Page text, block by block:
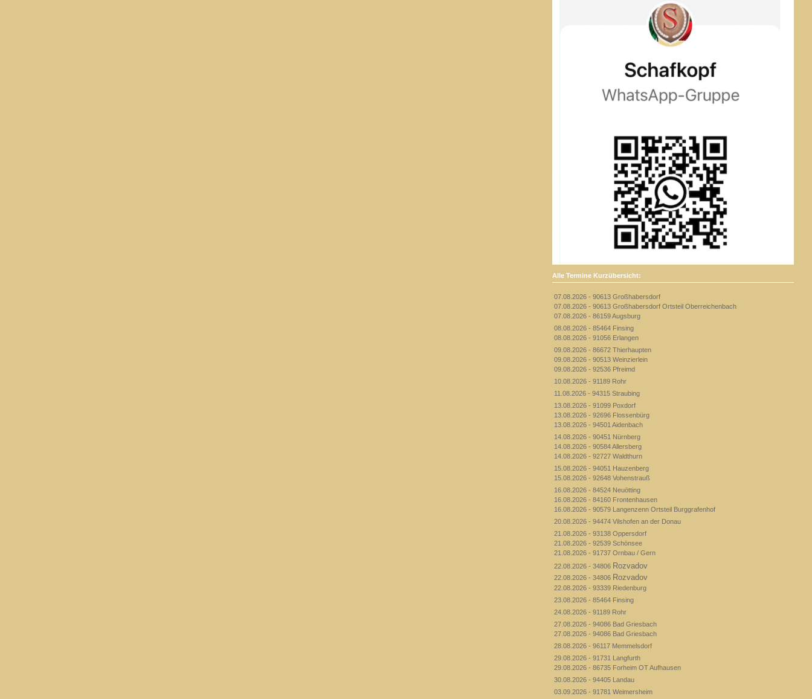
Alle Termine Kurzübersicht:
07.08.2026 - 90613 Großhabersdorf
07.08.2026 - 90613 Großhabersdorf Ortsteil Oberreichenbach
07.08.2026 - 86159 Augsburg
08.08.2026 - 85464 Finsing
08.08.2026 - 91056 Erlangen
09.08.2026 - 86672 Thierhaupten
09.08.2026 - 90513 Weinzierlein
09.08.2026 - 92536 Pfreimd
10.08.2026 - 91189 Rohr
11.08.2026 - 94315 Straubing
13.08.2026 - 91099 Poxdorf
13.08.2026 - 92696 Flossenbürg
13.08.2026 - 94501 Aidenbach
14.08.2026 - 90451 Nürnberg
14.08.2026 - 90584 Allersberg
14.08.2026 - 92727 Waldthurn
15.08.2026 - 94051 Hauzenberg
15.08.2026 - 92648 Vohenstrauß
16.08.2026 - 84524 Neuötting
16.08.2026 - 84160 Frontenhausen
16.08.2026 - 90579 Langenzenn Ortsteil Burggrafenhof
20.08.2026 - 94474 Vilshofen an der Donau
21.08.2026 - 93138 Oppersdorf
21.08.2026 - 92539 Schönsee
21.08.2026 - 91737 Ornbau / Gern
22.08.2026 - 34806 Rozvadov
22.08.2026 - 34806 Rozvadov
22.08.2026 - 93339 Riedenburg
23.08.2026 - 85464 Finsing
24.08.2026 - 91189 Rohr
27.08.2026 - 94086 Bad Griesbach
27.08.2026 - 94086 Bad Griesbach
28.08.2026 - 96117 Memmelsdorf
29.08.2026 - 91731 Langfurth
29.08.2026 - 86735 Forheim OT Aufhausen
30.08.2026 - 94405 Landau
03.09.2026 - 91781 Weimersheim